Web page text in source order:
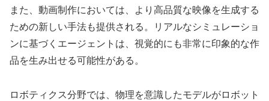
また、動画制作においては、より高品質な映像を生成する
ための新しい手法も提供される。リアルなシミュレーショ
ンに基づくエージェントは、視覚的にも非常に印象的な作
品を生み出せる可能性がある。
ロボティクス分野では、物理を意識したモデルがロボット